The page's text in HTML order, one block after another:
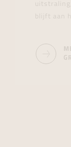
blijft aan